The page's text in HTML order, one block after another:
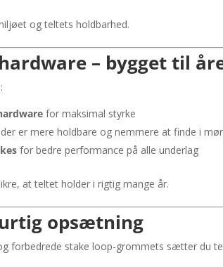
og teltets holdbarhed.
– bygget til
for maksimal styrke
der er mere holdbare og nemmere at finde i
for bedre performance på alle underlag
at teltet holder i rigtig mange år.
opsætning
forbedrede stake loop-grommets sætter du